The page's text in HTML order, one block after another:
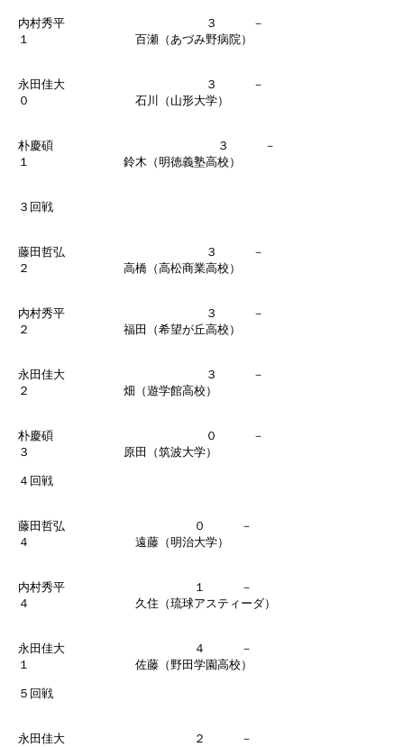
内村秀平 ３ －
１ 百瀬（あづみ野病院）
永田佳大 ３ －
０ 石川（山形大学）
朴慶碩 ３ －
１ 鈴木（明徳義塾高校）
３回戦
藤田哲弘 ３ －
２ 高橋（高松商業高校）
内村秀平 ３ －
２ 福田（希望が丘高校）
永田佳大 ３ －
２ 畑（遊学館高校）
朴慶碩 ０ －
３ 原田（筑波大学）
４回戦
藤田哲弘 ０ －
４ 遠藤（明治大学）
内村秀平 １ －
４ 久住（琉球アスティーダ）
永田佳大 ４ －
１ 佐藤（野田学園高校）
５回戦
永田佳大 ２ －